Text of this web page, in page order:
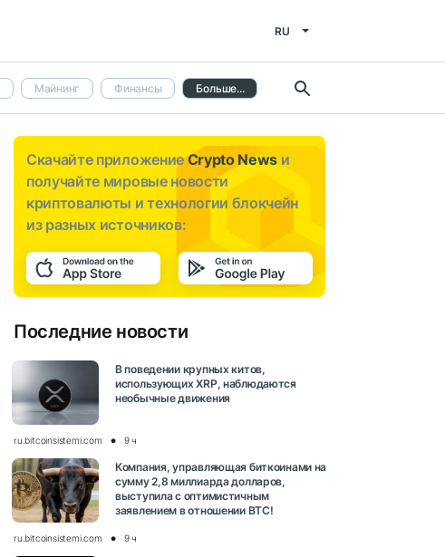
RU
Майнинг Финансы Больше...
Скачайте приложениеCrypto News и
получайте мировые новости
криптовалюты и технологии блокчейн
из разных источников:
Последние новости
В поведении крупных китов,
использующих XRP, наблюдаются
необычные движения
ru.bitcoinsistemi.com 9 ч
Компания, управляющая биткоинами на
сумму 2,8 миллиарда долларов,
выступила с оптимистичным
заявлением в отношении BTC!
ru.bitcoinsistemi.com 9 ч